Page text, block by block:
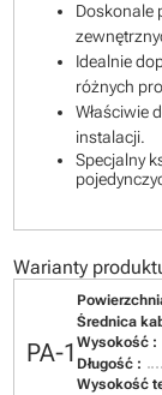
Doskonale
Idealnie
różnych
Właściwie
instalacji.
Specjalny
Warianty
PA-1
Średnica
Wysokość :
Długość :
Wysokość